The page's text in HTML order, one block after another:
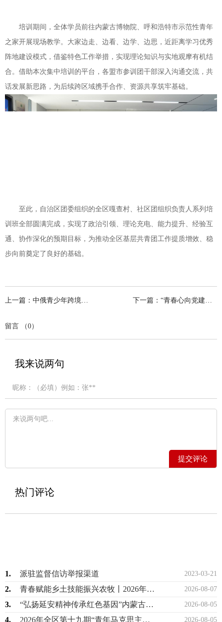
培训期间，全体学员前往内蒙古博物院、呼和浩特市示范性青年
之家开展现场教学。大家边走、边看、边学、边思，近距离学习优秀
阵地建设模式，借鉴特色工作举措，实现理论知识与实地观摩有机结
合。借助本次集中培训的平台，各盟市参训团干部深入沟通交流，共
话发展新思路，为后续跨区域携手合作、资源共享筑牢基础。
至此，自治区团委组织的全区嘎查村、社区团组织负责人系列培
训班全部圆满完成，实现了政治引领、理论充电、能力提升、经验互
通、协作深化的预期目标，为推动全区基层共青团工作提质增效、稳
步向前奠定了良好的基础。
上一篇：中俄青少年跨境交流活动在呼伦贝尔市扎赉诺尔区成功举办 下一篇：“青春心向党建功‘十五五’”2026年度自治区青年理论宣讲大赛暨团干部上…
留言 （0）
我来说两句
提交评论
热门评论
2023-03-21
1. 派驻监督信访举报渠道
2026-08-07
2. 青春赋能乡土技能振兴农牧丨2026年全区高素质青年农牧民暨乡村振兴青年人才技能提…
2026-08-05
3. “弘扬延安精神传承红色基因”内蒙古少先队2026年暑期研学实践活动圆满举办
2026-08-05
4. 2026年全区第十九期“青年马克思主义者培养工程”高校班顺利举办